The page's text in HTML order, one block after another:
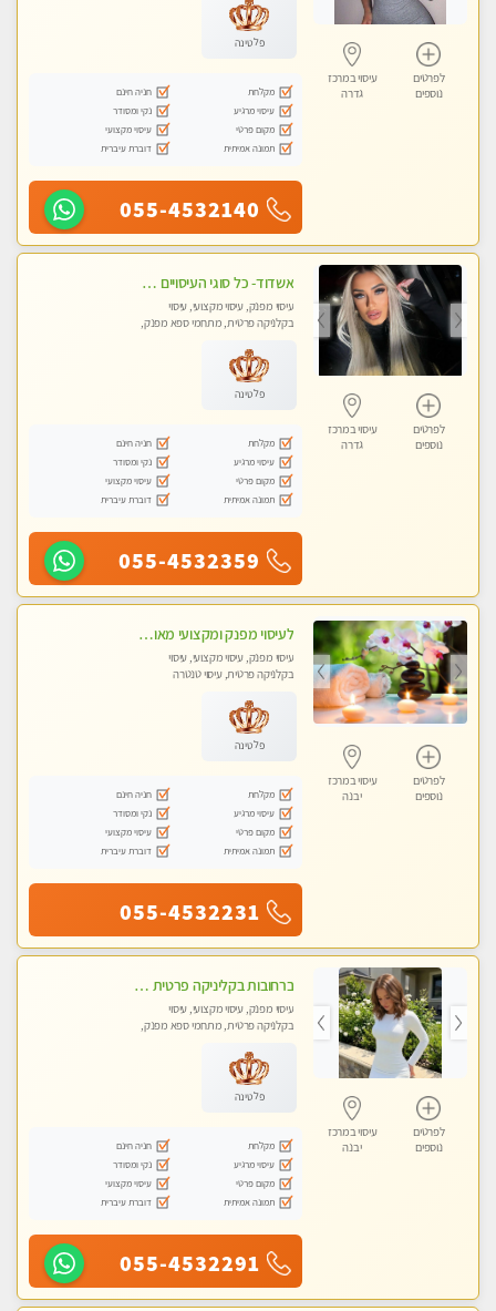
לפרטים
נוספים
עיסוי במרכז
גדרה
פלטינה
מקלחת
חניה חינם
עיסוי מרגיע
נקי ומסודר
מקום פרטי
עיסוי מקצועי
תמונה אמיתית
דוברת עיברית
055-4532140
לפרטים
נוספים
עיסוי במרכז
גדרה
אשדוד- כל סוגי העיסויים מעסה מקצועית ואיכותית פרטי!!!
עיסוי מפנק, עיסוי מקצועי, עיסוי
בקלניקה פרטית, מתחמי ספא מפנק,
פלטינה
מקלחת
חניה חינם
עיסוי מרגיע
נקי ומסודר
מקום פרטי
עיסוי מקצועי
תמונה אמיתית
דוברת עיברית
055-4532359
לפרטים
נוספים
עיסוי במרכז
יבנה
לעיסוי מפנק ומקצועי מאוד . לחוויה מרגיעה ומפנקת .מומלץ מאוד !!!
עיסוי מפנק, עיסוי מקצועי, עיסוי
בקלניקה פרטית, עיסוי טנטרה
פלטינה
מקלחת
חניה חינם
עיסוי מרגיע
נקי ומסודר
מקום פרטי
עיסוי מקצועי
תמונה אמיתית
דוברת עיברית
055-4532231
לפרטים
נוספים
עיסוי במרכז
יבנה
ברחובות בקליניקה פרטית כל סוגי העיסויים מעסה מקצועית ואיכותית פרטי!!
עיסוי מפנק, עיסוי מקצועי, עיסוי
בקלניקה פרטית, מתחמי ספא מפנק,
פלטינה
מקלחת
חניה חינם
עיסוי מרגיע
נקי ומסודר
מקום פרטי
עיסוי מקצועי
תמונה אמיתית
דוברת עיברית
055-4532291